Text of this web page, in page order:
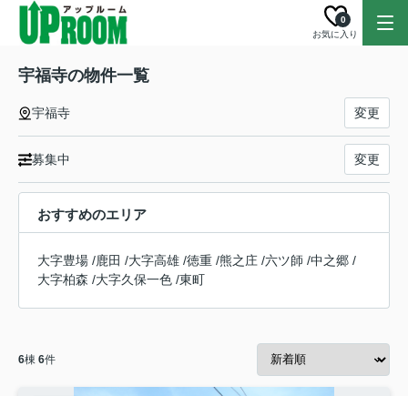
お気に入り
0
宇福寺の物件一覧
宇福寺 変更
募集中 変更
おすすめのエリア
大字豊場 /鹿田 /大字高雄 /徳重 /熊之庄 /六ツ師 /中之郷 /
大字柏森 /大字久保一色 /東町
6棟 6件